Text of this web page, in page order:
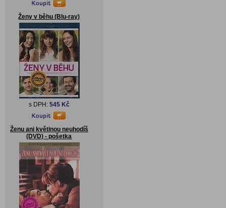
Ženy v běhu (Blu-ray)
s DPH: 545 Kč
Ženu ani květinou neuhodíš
(DVD) - pošetka